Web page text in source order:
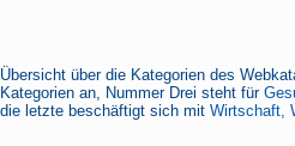
Übersicht über die Kategorien des
Kategorien an, Nummer Drei steht für
die letzte beschäftigt sich mit Wirtschaft,